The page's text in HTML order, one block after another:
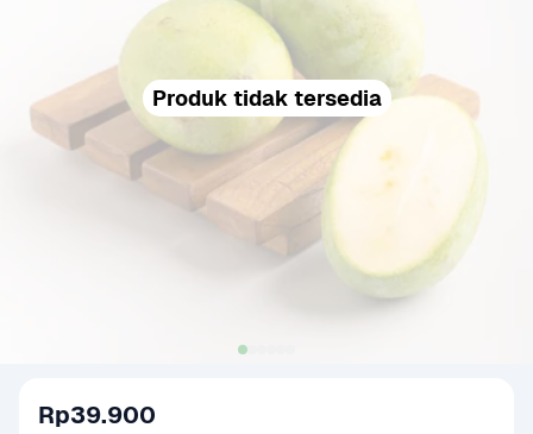
Produk tidak tersedia
Rp39.900